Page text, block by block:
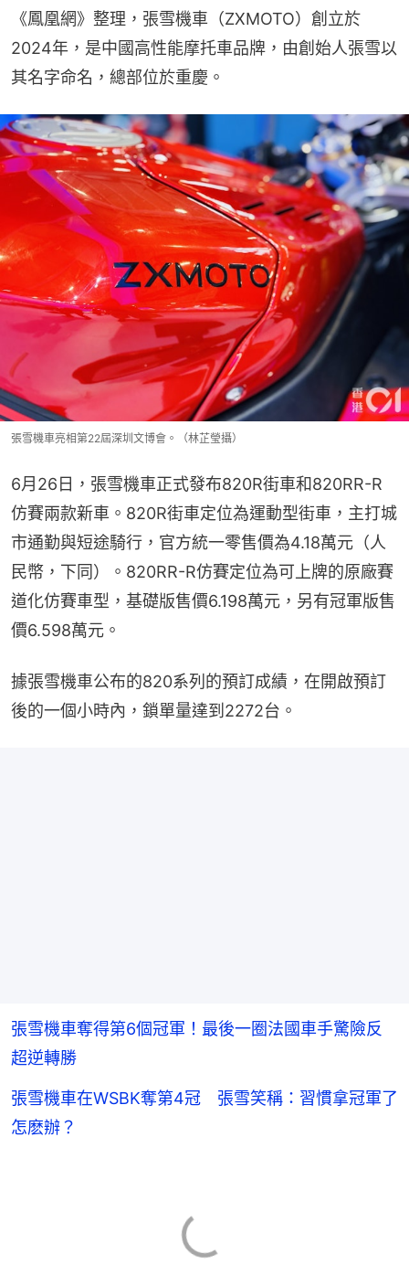
《鳳凰網》整理，張雪機車（ZXMOTO）創立於
2024年，是中國高性能摩托車品牌，由創始人張雪以
其名字命名，總部位於重慶。
張雪機車亮相第22屆深圳文博會。（林芷瑩攝）
6月26日，張雪機車正式發布820R街車和820RR-R
仿賽兩款新車。820R街車定位為運動型街車，主打城
市通勤與短途騎行，官方統一零售價為4.18萬元（人
民幣，下同）。820RR-R仿賽定位為可上牌的原廠賽
道化仿賽車型，基礎版售價6.198萬元，另有冠軍版售
價6.598萬元。
據張雪機車公布的820系列的預訂成績，在開啟預訂
後的一個小時內，鎖單量達到2272台。
張雪機車奪得第6個冠軍！最後一圈法國車手驚險反
超逆轉勝
張雪機車在WSBK奪第4冠 張雪笑稱：習慣拿冠軍了
怎麽辦？